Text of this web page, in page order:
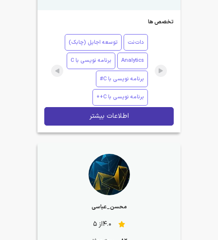
تخصص ها
دات‌نت توسعه اجایل (چابک)
Analytics برنامه نویسی با C
برنامه نویسی با C#
برنامه نویسی با C++
اطلاعات بیشتر
محسن_عباسی
4.0از 5